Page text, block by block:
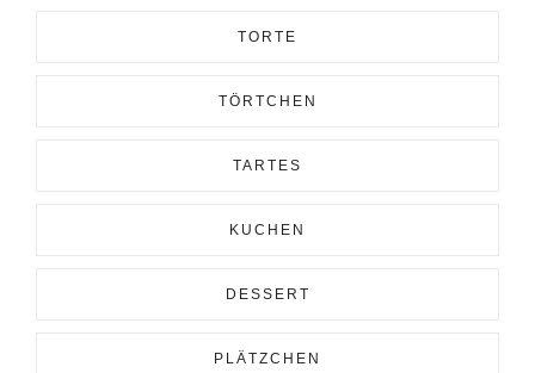
TORTE
TÖRTCHEN
TARTES
KUCHEN
DESSERT
PLÄTZCHEN